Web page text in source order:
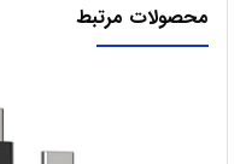
محصولات مرتبط